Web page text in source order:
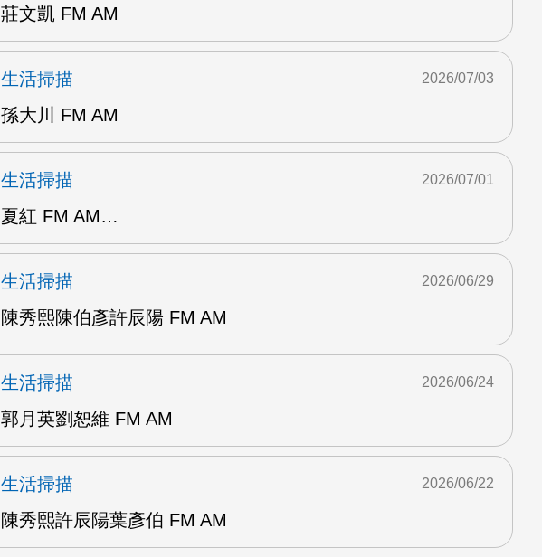
莊文凱 FM AM
生活掃描
孫大川 FM AM
2026/07/03
生活掃描
夏紅 FM AM…
2026/07/01
生活掃描
陳秀熙陳伯彥許辰陽 FM AM
2026/06/29
生活掃描
郭月英劉恕維 FM AM
2026/06/24
生活掃描
陳秀熙許辰陽葉彥伯 FM AM
2026/06/22